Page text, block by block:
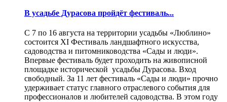
В усадьбе Дурасова пройдёт фестиваль...
С 7 по 16 августа на территории усадьбы «Люблино»
состоится XI Фестиваль ландшафтного искусства,
садоводства и питомниководства «Сады и люди».
Впервые фестиваль будет проходить на живописной
площадке исторической усадьбы Дурасова. Вход
свободный. За 11 лет фестиваль «Сады и люди» прочно
удерживает статус главного отраслевого события для
профессионалов и любителей садоводства. В этом году